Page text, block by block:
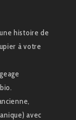
histoire de
à votre
avec